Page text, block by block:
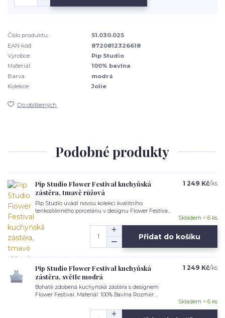
Číslo produktu:
51.030.025
EAN kód:
8720812326618
Výrobce:
Pip Studio
Materiál:
100% bavlna
Barva:
modrá
Kolekce:
Jolie
Do oblíbených
Podobné produkty
Pip Studio Flower Festival kuchyňská
zástěra, tmavě růžová
Pip Studio uvádí novou kolekci kvalitního
tenkostěnného porcelánu v designu Flower Festiva...
1 249 Kč/ks
Skladem > 6 ks
Přidat do košíku
Pip Studio Flower Festival kuchyňská
zástěra, světle modrá
Bohatě zdobená kuchyňská zástěra s designem
Flower Festival. Materiál: 100% Bavlna Rozměr:...
1 249 Kč/ks
Skladem > 6 ks